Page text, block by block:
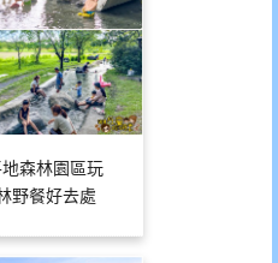
森林園區玩
野餐好去處